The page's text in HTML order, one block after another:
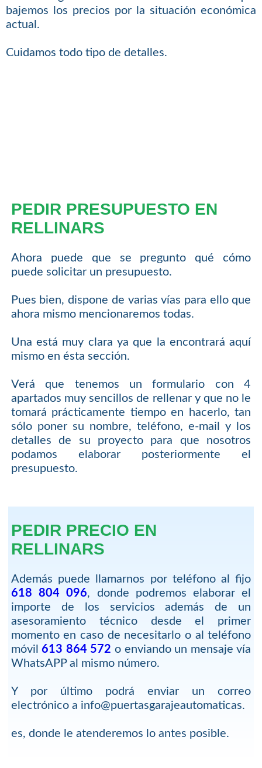
bajemos los precios por la situación económica
actual.
Cuidamos todo tipo de detalles.
PEDIR PRESUPUESTO EN
RELLINARS
Ahora puede que se pregunto qué cómo
puede solicitar un presupuesto.
Pues bien, dispone de varias vías para ello que
ahora mismo mencionaremos todas.
Una está muy clara ya que la encontrará aquí
mismo en ésta sección.
Verá que tenemos un formulario con 4
apartados muy sencillos de rellenar y que no le
tomará prácticamente tiempo en hacerlo, tan
sólo poner su nombre, teléfono, e-mail y los
detalles de su proyecto para que nosotros
podamos elaborar posteriormente el
presupuesto.
PEDIR PRECIO EN
RELLINARS
Además puede llamarnos por teléfono al fijo
618 804 096, donde podremos elaborar el
importe de los servicios además de un
asesoramiento técnico desde el primer
momento en caso de necesitarlo o al teléfono
móvil613 864 572 o enviando un mensaje vía
WhatsAPP al mismo número.
Y por último podrá enviar un correo
electrónico a info@puertasgarajeautomaticas.
es, donde le atenderemos lo antes posible.